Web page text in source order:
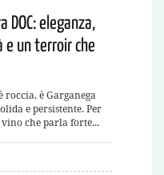
DOC: eleganza,
e un terroir che
roccia, è Garganega
e persistente. Per
che parla forte...